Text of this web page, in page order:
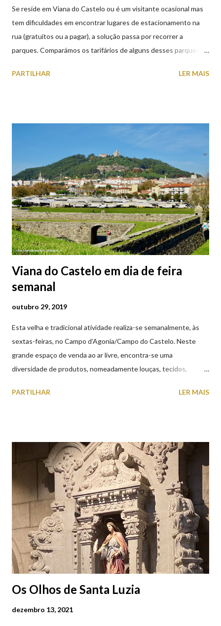
Se reside em Viana do Castelo ou é um visitante ocasional mas
tem dificuldades em encontrar lugares de estacionamento na
rua (gratuitos ou a pagar), a solução passa por recorrer a
parques. Comparámos os tarifários de alguns desses parques de
subterrâneos) perto do centro da cidade (entenda-se por
subterrâneos. O Parque da Estação Viana Shopping é grátis de
2ª a 5ª feira a partir das 20:00 (DIAS ÚTEIS)
PARTILHAR LER MAIS
Viana do Castelo em dia de feira
semanal
outubro 29, 2019
Esta velha e tradicional atividade realiza-se semanalmente, às
sextas-feiras, no Campo d’Agonia/Campo do Castelo. Neste
grande espaço de venda ao ar livre, encontra-se uma
diversidade de produtos, nomeadamente louças, tecidos,
cobres entre muitos outros. Horário de funcionamento | Verão
(2019.10.25) Feira Semanal em Viana do Castelo (2019.10.25)
Feira Semanal em Viana do Castelo (2019.10.25) Feira Semanal
em Viana do Castelo (2019.10.25) Feira Semanal em Viana do
Castelo (2019.10.25) Feira Semanal em Viana do Castelo
(2019.10.25)
PARTILHAR LER MAIS
Os Olhos de Santa Luzia
dezembro 13, 2021